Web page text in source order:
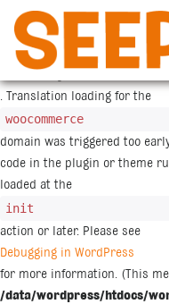
Notice
: Function
. Translation loading for the
woocommerce
domain was triggered too
code in the plugin or theme
loaded at the
init
action or later. Please see
Debugging in WordPress
for more information. (This
/data/wordpress/htdocs/
Siirry
sisältöön